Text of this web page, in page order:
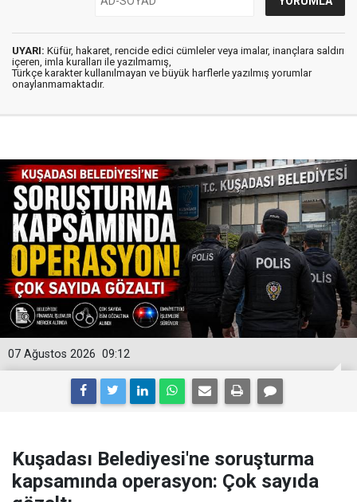
UYARI: Küfür, hakaret, rencide edici cümleler veya imalar, inançlara saldırı
içeren, imla kuralları ile yazılmamış,
Türkçe karakter kullanılmayan ve büyük harflerle yazılmış yorumlar
onaylanmamaktadır.
09:12
07 Ağustos 2026
Kuşadası Belediyesi'ne soruşturma
kapsamında operasyon: Çok sayıda